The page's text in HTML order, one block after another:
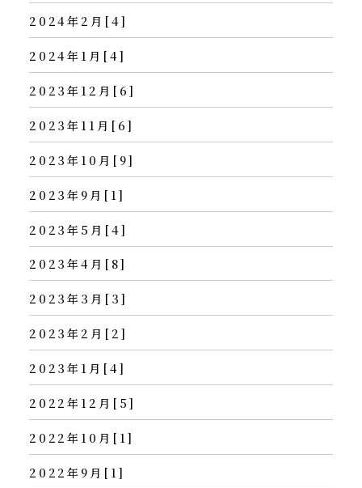
2024年2月[4]
2024年1月[4]
2023年12月[6]
2023年11月[6]
2023年10月[9]
2023年9月[1]
2023年5月[4]
2023年4月[8]
2023年3月[3]
2023年2月[2]
2023年1月[4]
2022年12月[5]
2022年10月[1]
2022年9月[1]